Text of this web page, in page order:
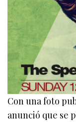
Con una foto
anunció que se